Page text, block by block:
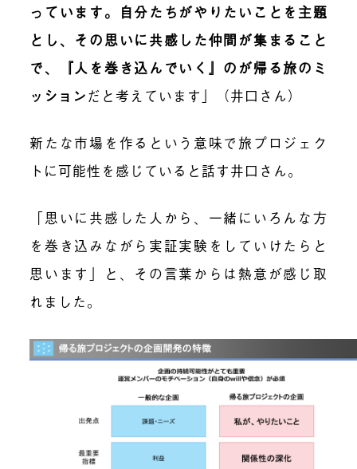
っています。自分たちがやりたいことを主題
とし、その思いに共感した仲間が集まること
で、『人を巻き込んでいく』のが帰る旅のミ
ッションだと考えています」 （井口さん）
新たな市場を作るという意味で 旅プロジェク
トに可能性を感じていると 話す井口さん。
「思いに共感した人から、一緒にいろんな方
を巻き込みながら実証実験をしていけたらと
思います」と、その言葉からは熱意が感じ取
れました。